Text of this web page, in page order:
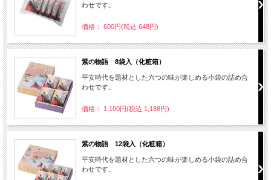
わせです。
価格： 600円(税込 648円)
紫の物語 8袋入（化粧箱）
平安時代を題材とした六つの味が楽しめる小袋の詰め合
わせです。
価格： 1,100円(税込 1,188円)
紫の物語 12袋入（化粧箱）
平安時代を題材とした六つの味が楽しめる小袋の詰め合
わせです。